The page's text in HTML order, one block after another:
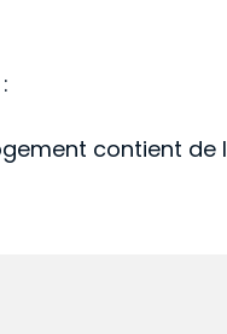
:
contient de